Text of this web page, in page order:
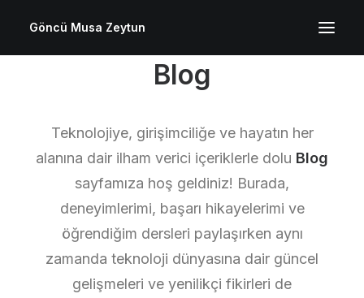
Göncü Musa Zeytun
Blog
Teknolojiye, girişimciliğe ve hayatın her
alanına dair ilham verici içeriklerle dolu Blog
sayfamıza hoş geldiniz! Burada,
deneyimlerimi, başarı hikayelerimi ve
öğrendiğim dersleri paylaşırken aynı
zamanda teknoloji dünyasına dair güncel
gelişmeleri ve yenilikçi fikirleri de